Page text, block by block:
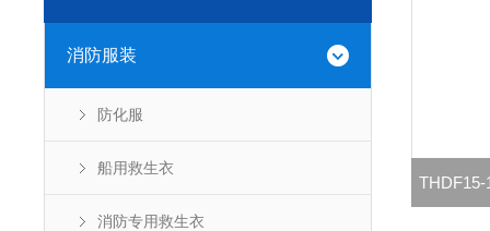
消防服装
防化服
船用救生衣
消防专用救生衣